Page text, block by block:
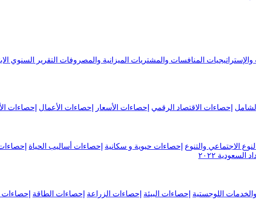
المنافسات والمشتريات الميزانية والمصروفات التقرير السنوي
إحصاءات الاقتصاد الرقمي إحصاءات الأسعار إحصاءات الأعمال إحصاءات
الاجتماعي والتنوع إحصاءات حيوية و سكانية إحصاءات أساليب الحياة
٢٠٢٢
اللوجستية إحصاءات البيئة إحصاءات الزراعة إحصاءات الطاقة إحصاءات